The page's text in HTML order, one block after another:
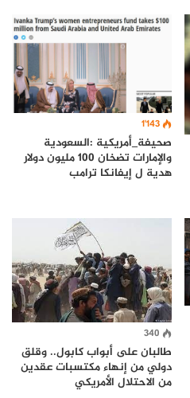
1٬143
صحيفة_أمريكية :السعودية
والإمارات تضخان 100 مليون دولار
هدية ل إيفانكا ترامب
340
طالبان على أبواب كابول.. وقلق
دولي من إنهاء مكتسبات عقدين
من الاحتلال الأمريكي